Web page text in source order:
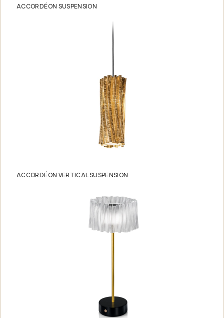
ACCORDÉON SUSPENSION
ACCORDÉON VERTICAL SUSPENSION